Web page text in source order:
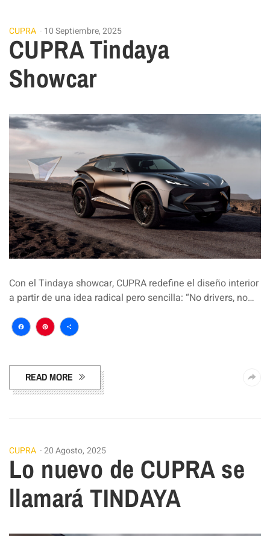
CUPRA 10 Septiembre, 2025
CUPRA Tindaya
Showcar
Con el Tindaya showcar, CUPRA redefine el diseño interior
a partir de una idea radical pero sencilla: “No drivers, no…
Facebook
Pinterest
Compartir
READ MORE
CUPRA 20 Agosto, 2025
Lo nuevo de CUPRA se
llamará TINDAYA